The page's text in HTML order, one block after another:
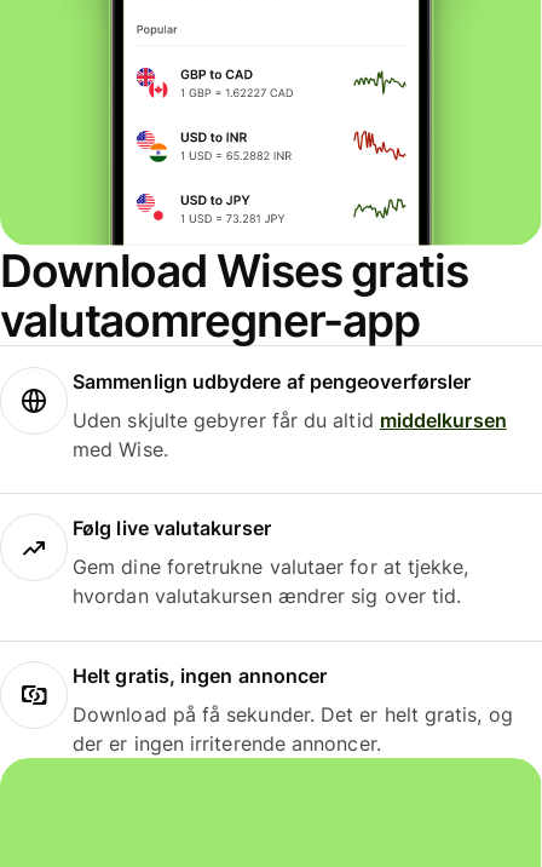
Download Wises gratis
valutaomregner-app
Sammenlign udbydere af pengeoverførsler
Uden skjulte gebyrer får du altid middelkursen
med Wise.
Følg live valutakurser
Gem dine foretrukne valutaer for at tjekke,
hvordan valutakursen ændrer sig over tid.
Helt gratis, ingen annoncer
Download på få sekunder. Det er helt gratis, og
der er ingen irriterende annoncer.